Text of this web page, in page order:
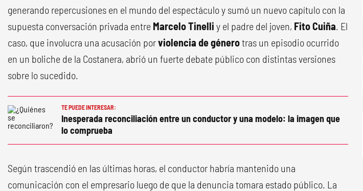
generando repercusiones en el mundo del espectáculo y sumó un nuevo capítulo con la
supuesta conversación privada entre Marcelo Tinelli y el padre del joven, Fito Cuiña. El
caso, que involucra una acusación porviolencia de génerotras un episodio ocurrido
en un boliche de la Costanera, abrió un fuerte debate público con distintas versiones
sobre lo sucedido.
TE PUEDE INTERESAR:
Inesperada reconciliación entre un conductor y una modelo: la imagen que
lo comprueba
Según trascendió en las últimas horas, el conductor habría mantenido una
comunicación con el empresario luego de que la denuncia tomara estado público. La